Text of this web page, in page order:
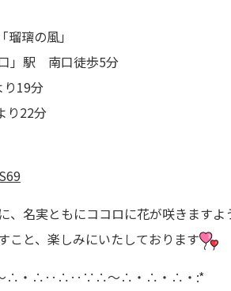
瑠璃の風」
」駅 南口徒歩5分
19分
り22分
、名実ともにココロに花が咲きますよ
こと、楽しみにいたしております
∴・∴‥∴‥∵∴～∴・∴・∴・:*